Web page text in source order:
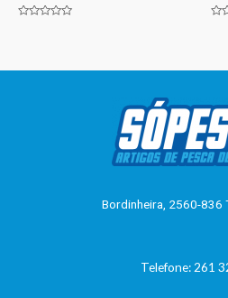
Bordinheira, 2560-836
Telefone: 261